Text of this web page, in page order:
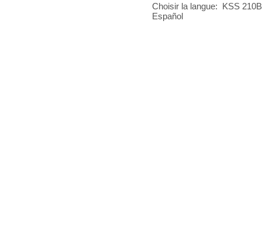
Choisir la langue:
KSS
| Español